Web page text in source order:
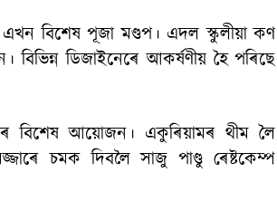
বিশেষ পূজা মণ্ডপ। এদল স্কুলীয়া কণ
বিভিন্ন ডিজাইনেৰে আকৰ্ষণীয় হৈ পৰিছে
বিশেষ আয়োজন। একুৰিয়ামৰ থীম লৈ
চমক দিবলৈ সাজু পাণ্ডু ৰেষ্টকেম্প